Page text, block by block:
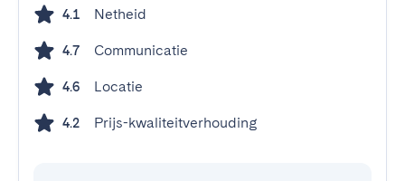
4.1 Netheid
4.7 Communicatie
4.6 Locatie
4.2 Prijs-kwaliteitverhouding